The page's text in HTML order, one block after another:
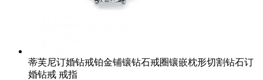
蒂芙尼订婚钻戒铂金铺镶钻石戒圈镶嵌枕形切割钻石订
婚钻戒 戒指